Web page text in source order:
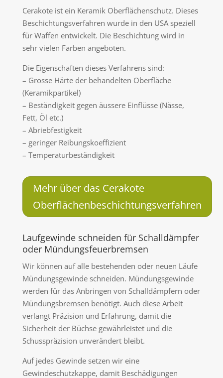
Cerakote ist ein Keramik Oberflächenschutz. Dieses
Beschichtungsverfahren wurde in den USA speziell
für Waffen entwickelt. Die Beschichtung wird in
sehr vielen Farben angeboten.
Die Eigenschaften dieses Verfahrens sind:
– Grosse Härte der behandelten Oberfläche
(Keramikpartikel)
– Beständigkeit gegen äussere Einflüsse (Nässe,
Fett, Öl etc.)
– Abriebfestigkeit
– geringer Reibungskoeffizient
– Temperaturbeständigkeit
Mehr über das Cerakote
Oberflächenbeschichtungsverfahren
Laufgewinde schneiden für Schalldämpfer
oder Mündungsfeuerbremsen
Wir können auf alle bestehenden oder neuen Läufe
Mündungsgewinde schneiden. Mündungsgewinde
werden für das Anbringen von Schalldämpfern oder
Mündungsbremsen benötigt. Auch diese Arbeit
verlangt Präzision und Erfahrung, damit die
Sicherheit der Büchse gewährleistet und die
Schusspräzision unverändert bleibt.
Auf jedes Gewinde setzen wir eine
Gewindeschutzkappe, damit Beschädigungen